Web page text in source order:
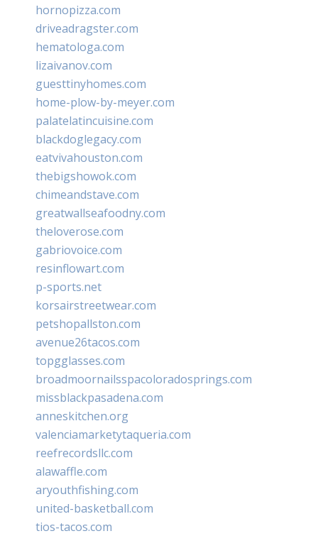
hornopizza.com
driveadragster.com
hematologa.com
lizaivanov.com
guesttinyhomes.com
home-plow-by-meyer.com
palatelatincuisine.com
blackdoglegacy.com
eatvivahouston.com
thebigshowok.com
chimeandstave.com
greatwallseafoodny.com
theloverose.com
gabriovoice.com
resinflowart.com
p-sports.net
korsairstreetwear.com
petshopallston.com
avenue26tacos.com
topgglasses.com
broadmoornailsspacoloradosprings.com
missblackpasadena.com
anneskitchen.org
valenciamarketytaqueria.com
reefrecordsllc.com
alawaffle.com
aryouthfishing.com
united-basketball.com
tios-tacos.com